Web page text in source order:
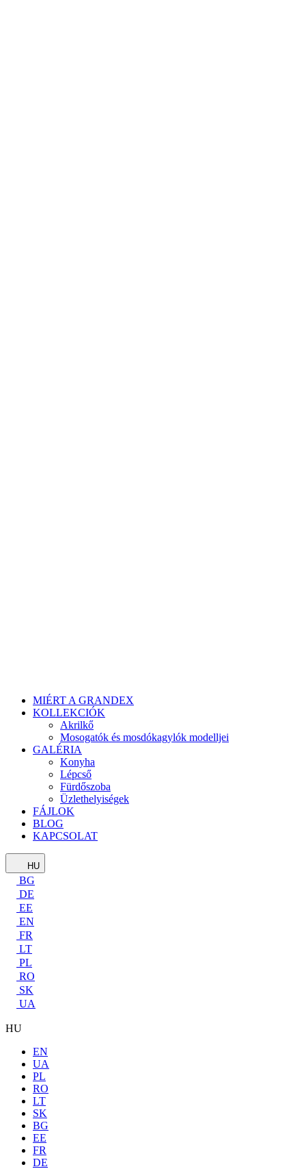
MIÉRT A GRANDEX
KOLLEKCIÓK
Akrilkő
Mosogatók és mosdókagylók modelljei
GALÉRIA
Konyha
Lépcső
Fürdőszoba
Üzlethelyiségek
FÁJLOK
BLOG
KAPCSOLAT
HU
BG
DE
EE
EN
FR
LT
PL
RO
SK
UA
HU
EN
UA
PL
RO
LT
SK
BG
EE
FR
DE